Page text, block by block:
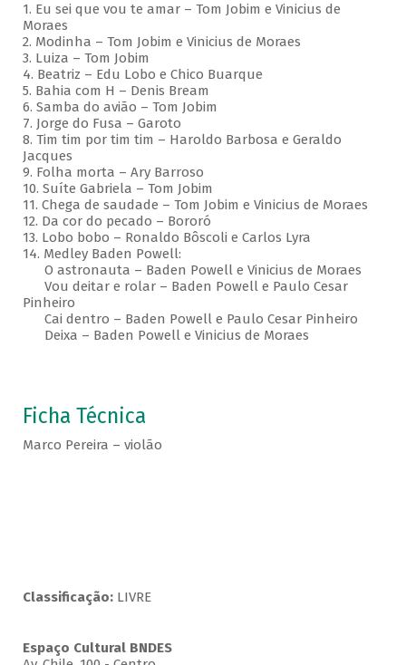
1. Eu sei que vou te amar – Tom Jobim e Vinicius de
Moraes
2. Modinha – Tom Jobim e Vinicius de Moraes
3. Luiza – Tom Jobim
4. Beatriz – Edu Lobo e Chico Buarque
5. Bahia com H – Denis Bream
6. Samba do avião – Tom Jobim
7. Jorge do Fusa – Garoto
8. Tim tim por tim tim – Haroldo Barbosa e Geraldo
Jacques
9. Folha morta – Ary Barroso
10. Suíte Gabriela – Tom Jobim
11. Chega de saudade – Tom Jobim e Vinicius de Moraes
12. Da cor do pecado – Bororó
13. Lobo bobo – Ronaldo Bôscoli e Carlos Lyra
14. Medley Baden Powell:
O astronauta – Baden Powell e Vinicius de Moraes
Vou deitar e rolar – Baden Powell e Paulo Cesar
Pinheiro
Cai dentro – Baden Powell e Paulo Cesar Pinheiro
Deixa – Baden Powell e Vinicius de Moraes
Ficha Técnica
Marco Pereira – violão
Classificação: LIVRE
Espaço Cultural BNDES